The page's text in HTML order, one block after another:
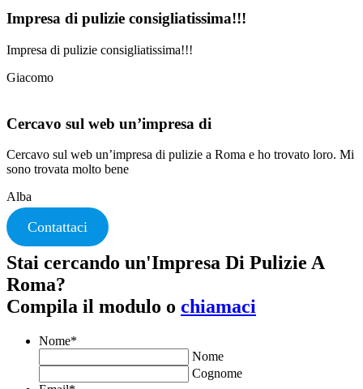
Impresa di pulizie consigliatissima!!!
Impresa di pulizie consigliatissima!!!
Giacomo
Cercavo sul web un’impresa di
Cercavo sul web un’impresa di pulizie a Roma e ho trovato loro. Mi
sono trovata molto bene
Alba
Contattaci
Stai cercando un'Impresa Di Pulizie A
Roma?
Compila il modulo o chiamaci
Nome*
Nome
Cognome